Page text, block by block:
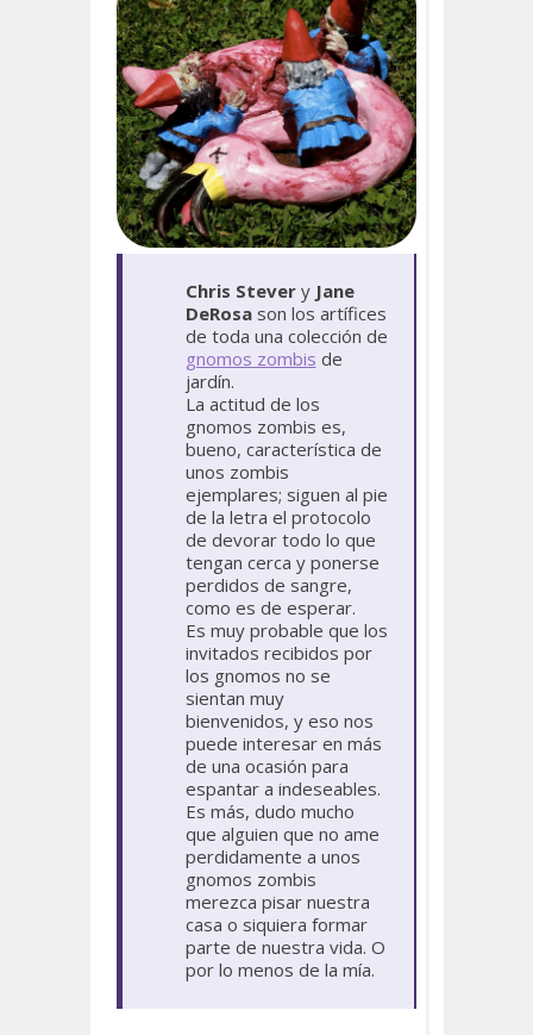
Chris Stevery Jane
DeRosason los artífices
de toda una colección de
gnomos zombis de
jardín.
La actitud de los
gnomos zombis es,
bueno, característica de
unos zombis
ejemplares; siguen al pie
de la letra el protocolo
de devorar todo lo que
tengan cerca y ponerse
perdidos de sangre,
como es de esperar.
Es muy probable que los
invitados recibidos por
los gnomos no se
sientan muy
bienvenidos, y eso nos
puede interesar en más
de una ocasión para
espantar a indeseables.
Es más, dudo mucho
que alguien que no ame
perdidamente a unos
gnomos zombis
merezca pisar nuestra
casa o siquiera formar
parte de nuestra vida. O
por lo menos de la mía.